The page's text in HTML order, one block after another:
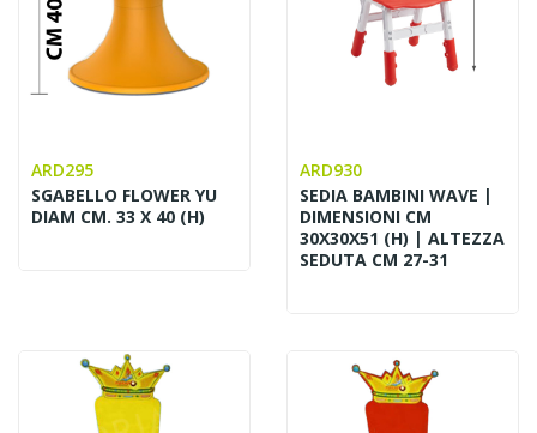
ARD295
SGABELLO FLOWER YU
DIAM CM. 33 X 40 (H)
ARD930
SEDIA BAMBINI WAVE |
DIMENSIONI CM
30X30X51 (H) | ALTEZZA
SEDUTA CM 27-31